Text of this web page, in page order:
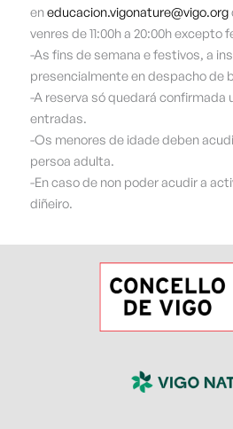
eneducacion.vigonature@vigo.org
venres de 11:00h a 20:00h excepto
-As fins de semana e festivos, a
presencialmente en despacho de
-A reserva só quedará confirmada
entradas.
-Os menores de idade deben
persoa adulta.
-En caso de non poder acudir a
diñeiro.